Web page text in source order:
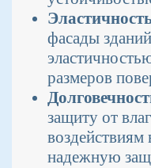
фасады
размеров
защиту от
надежную